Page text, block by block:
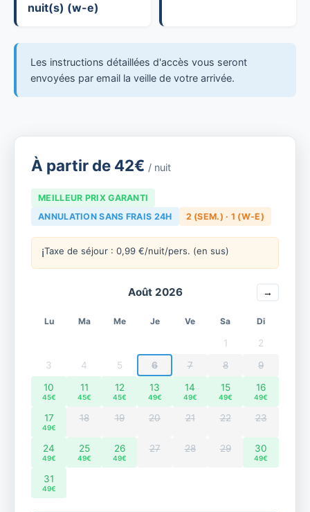
nuit(s) (w-e)
Les instructions détaillées d'accès vous seront
envoyées par email la veille de votre arrivée.
À partir de 42€ / nuit
MEILLEUR PRIX GARANTI
ANNULATION SANS FRAIS 24H
2 (SEM.) · 1 (W-E)
ℹTaxe de séjour : 0,99 €/nuit/pers. (en sus)
Août 2026 →
Lu Ma Me Je Ve Sa Di
1
2
3
4 5 6 7 8
9
10
45€
11
45€
12
45€
13
49€
14
49€
15
49€
16
49€
17
49€
18 19 20 21 22 23
24
49€
25
49€
26
49€
27 28 29 30
49€
31
49€